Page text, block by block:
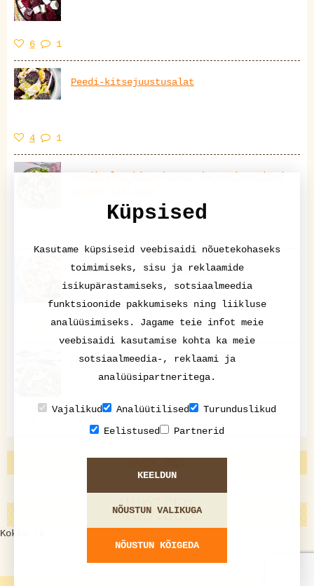
6 1
Peedi-kitsejuustusalat
4 1
Peedisalat kitsejuustu ja marineeritud
Peedi-kitsejuustu ahjuvorm
1
Peedi-kitsejuustusalat
UUDISED
Kokku :0
Küpsised
Kasutame küpsiseid veebisaidi nõuetekohaseks
toimimiseks, sisu ja reklaamide
isikupärastamiseks, sotsiaalmeedia
funktsioonide pakkumiseks ning liikluse
analüüsimiseks. Jagame teie infot meie
veebisaidi kasutamise kohta ka meie
sotsiaalmeedia-, reklaami ja
analüüsipartneritega.
Vajalikud Analüütilised
Turunduslikud
Eelistused
Partnerid
KEELDUN
NÕUSTUN VALIKUGA
NÕUSTUN KÕIGEDA